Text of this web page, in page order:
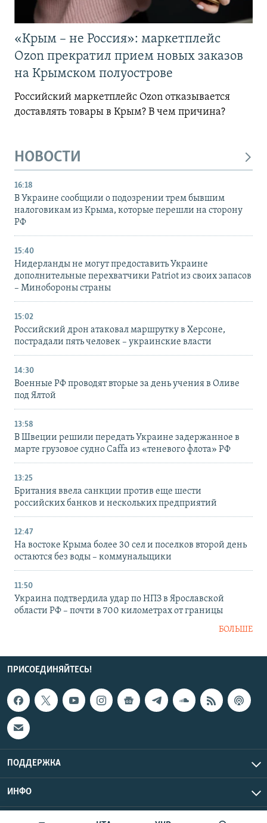
«Крым – не Россия»: маркетплейс
Ozon прекратил прием новых заказов
на Крымском полуострове
Российский маркетплейс Ozon отказывается
доставлять товары в Крым? В чем причина?
НОВОСТИ
16:18
В Украине сообщили о подозрении трем бывшим
налоговикам из Крыма, которые перешли на сторону
РФ
15:40
Нидерланды не могут предоставить Украине
дополнительные перехватчики Patriot из своих запасов
– Минобороны страны
15:02
Российский дрон атаковал маршрутку в Херсоне,
пострадали пять человек – украинские власти
14:30
Военные РФ проводят вторые за день учения в Оливе
под Ялтой
13:58
В Швеции решили передать Украине задержанное в
марте грузовое судно Caffa из «теневого флота» РФ
13:25
Британия ввела санкции против еще шести
российских банков и нескольких предприятий
12:47
На востоке Крыма более 30 сел и поселков второй день
остаются без воды – коммунальщики
11:50
Украина подтвердила удар по НПЗ в Ярославской
области РФ – почти в 700 километрах от границы
БОЛЬШЕ
ПРИСОЕДИНЯЙТЕСЬ!
ПОДДЕРЖКА
ИНФО